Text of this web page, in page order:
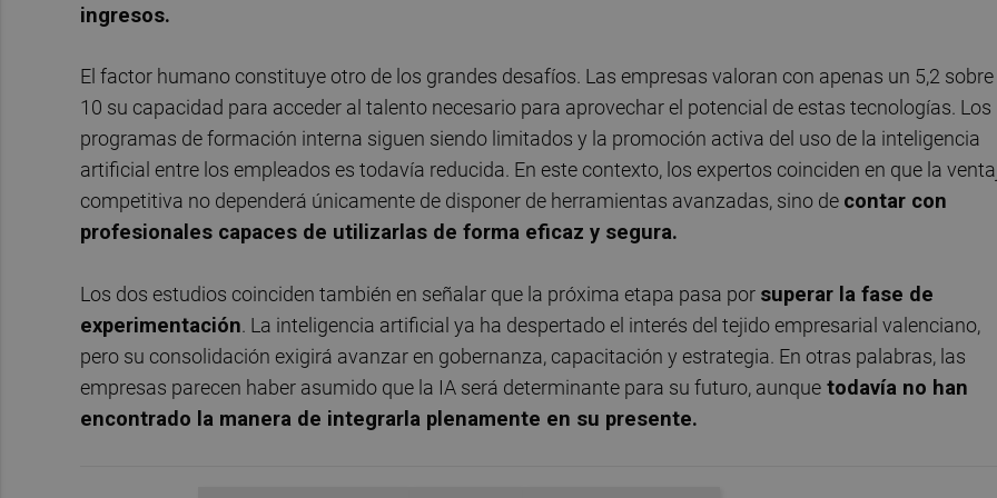
ingresos.
El factor humano constituye otro de los grandes desafíos. Las empresas valoran con apenas un 5,2 sobre
10 su capacidad para acceder al talento necesario para aprovechar el potencial de estas tecnologías. Los
programas de formación interna siguen siendo limitados y la promoción activa del uso de la inteligencia
artificial entre los empleados es todavía reducida. En este contexto, los expertos coinciden en que la
competitiva no dependerá únicamente de disponer de herramientas avanzadas, sino de contar con
profesionales capaces de utilizarlas de forma eficaz y segura.
Los dos estudios coinciden también en señalar que la próxima etapa pasa por superar la fase de
experimentación. La inteligencia artificial ya ha despertado el interés del tejido empresarial valenciano,
pero su consolidación exigirá avanzar en gobernanza, capacitación y estrategia. En otras palabras, las
empresas parecen haber asumido que la IA será determinante para su futuro, aunque todavía no han
encontrado la manera de integrarla plenamente en su presente.